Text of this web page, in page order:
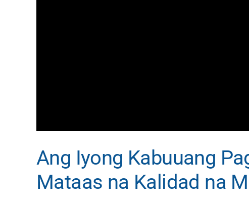
Ang Iyong Kabuuang
Mataas na Kalidad na